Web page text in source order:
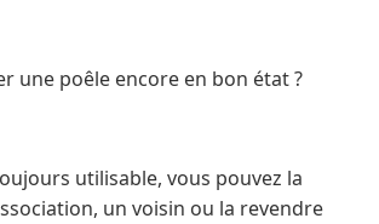
une poêle encore en bon état ?
utilisable, vous pouvez la
un voisin ou la revendre